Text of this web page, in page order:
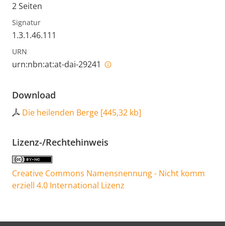
2 Seiten
Signatur
1.3.1.46.111
URN
urn:nbn:at:at-dai-29241
Download
Die heilenden Berge [445,32 kb]
Lizenz-/Rechtehinweis
Creative Commons Namensnennung - Nicht komm
erziell 4.0 International Lizenz